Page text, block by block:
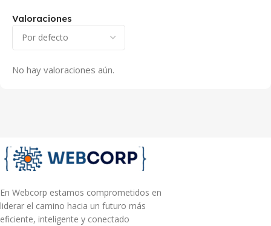
Valoraciones
No hay valoraciones aún.
En Webcorp estamos comprometidos en
liderar el camino hacia un futuro más
eficiente, inteligente y conectado